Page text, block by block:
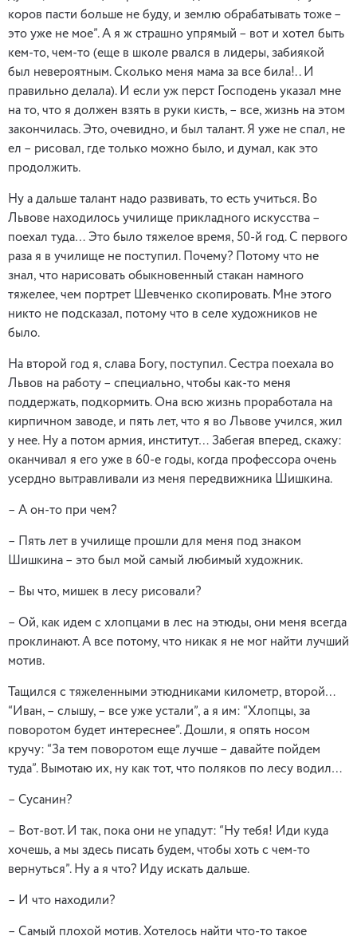
коров пасти больше не буду, и землю обрабатывать тоже –
это уже не мое”. А я ж страшно упрямый – вот и хотел быть
кем-то, чем-то (еще в школе рвался в лидеры, забиякой
был невероятным. Сколько меня мама за все била!.. И
правильно делала). И если уж перст Господень указал мне
на то, что я должен взять в руки кисть, – все, жизнь на этом
закончилась. Это, очевидно, и был талант. Я уже не спал, не
ел – рисовал, где только можно было, и думал, как это
продолжить.
Ну а дальше талант надо развивать, то есть учиться. Во
Львове находилось училище прикладного искусства –
поехал туда… Это было тяжелое время, 50-й год. С первого
раза я в училище не поступил. Почему? Потому что не
знал, что нарисовать обыкновенный стакан намного
тяжелее, чем портрет Шевченко скопировать. Мне этого
никто не подсказал, потому что в селе художников не
было.
На второй год я, слава Богу, поступил. Сестра поехала во
Львов на работу – специально, чтобы как-то меня
поддержать, подкормить. Она всю жизнь проработала на
кирпичном заводе, и пять лет, что я во Львове учился, жил
у нее. Ну а потом армия, институт… Забегая вперед, скажу:
оканчивал я его уже в 60-е годы, когда профессора очень
усердно вытравливали из меня передвижника Шишкина.
– А он-то при чем?
– Пять лет в училище прошли для меня под знаком
Шишкина – это был мой самый любимый художник.
– Вы что, мишек в лесу рисовали?
– Ой, как идем с хлопцами в лес на этюды, они меня всегда
проклинают. А все потому, что никак я не мог найти лучший
мотив.
Тащился с тяжеленными этюдниками километр, второй…
“Иван, – слышу, – все уже устали”, а я им: “Хлопцы, за
поворотом будет интереснее”. Дошли, я опять носом
кручу: “За тем поворотом еще лучше – давайте пойдем
туда”. Вымотаю их, ну как тот, что поляков по лесу водил…
– Сусанин?
– Вот-вот. И так, пока они не упадут: “Ну тебя! Иди куда
хочешь, а мы здесь писать будем, чтобы хоть с чем-то
вернуться”. Ну а я что? Иду искать дальше.
– И что находили?
– Самый плохой мотив. Хотелось найти что-то такое